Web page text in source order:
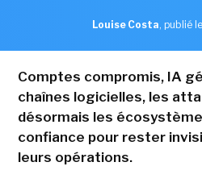
Louise Costa, publié
Comptes compromis, IA
chaînes logicielles, les
désormais les
confiance pour rester
leurs opérations.